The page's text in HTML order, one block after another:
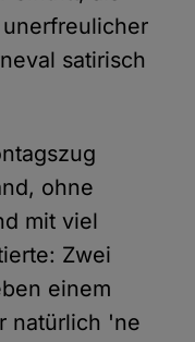
satirisch
ohne
mit viel
Zwei
einem
natürlich 'ne